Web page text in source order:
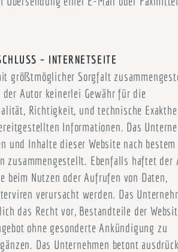
– INTERNETSEITE
größtmöglicher Sorgfalt
Autor keinerlei Gewähr für die
Richtigkeit, und technische
Informationen. Das
und Inhalte dieser Website nach bestem
zusammengestellt. Ebenfalls haftet der
beim Nutzen oder Aufrufen von Daten,
verursacht werden. Das
das Recht vor, Bestandteile der
ohne gesonderte Ankündigung zu
Das Unternehmen betont